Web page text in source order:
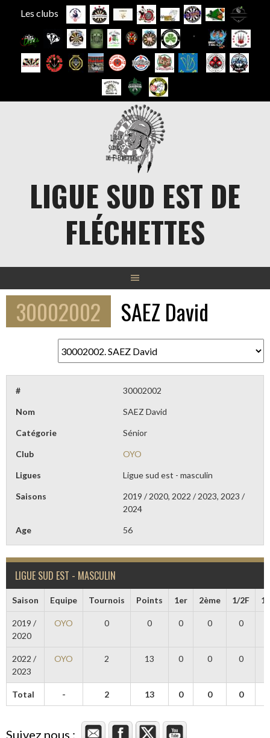
Les clubs
LIGUE SUD EST DE
FLÉCHETTES
30002002 SAEZ David
# 30002002
Nom SAEZ David
Catégorie Sénior
Club OYO
Ligues Ligue sud est - masculin
Saisons
2019 / 2020, 2022 / 2023, 2023 /
2024
Age 56
LIGUE SUD EST - MASCULIN
Saison Equipe Tournois Points 1er 2ème 1/2F
2019 /
2020
OYO 0 0 0 0 0
2022 /
2023
OYO 2 13 0 0 0
Total - 2 13 0 0 0
Suivez nous :